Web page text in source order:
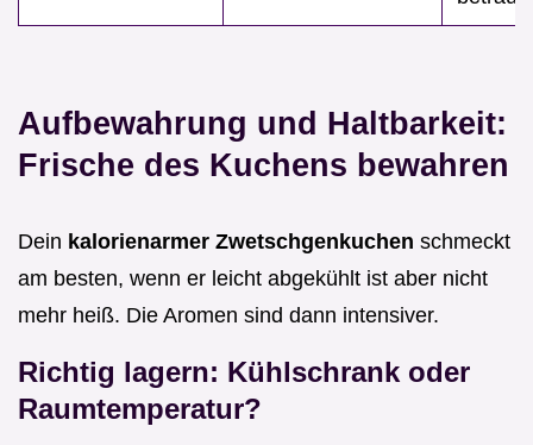
Aufbewahrung und Haltbarkeit:
Frische des Kuchens bewahren
Dein kalorienarmer Zwetschgenkuchen schmeckt
am besten, wenn er leicht abgekühlt ist aber nicht
mehr heiß. Die Aromen sind dann intensiver.
Richtig lagern: Kühlschrank oder
Raumtemperatur?